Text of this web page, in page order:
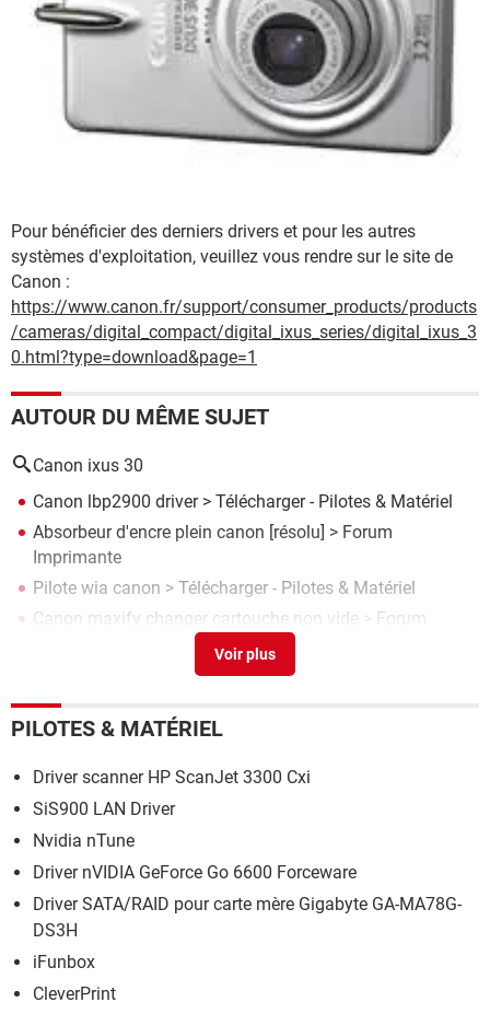
Pour bénéficier des derniers drivers et pour les autres
systèmes d'exploitation, veuillez vous rendre sur le site de
Canon :
https://www.canon.fr/support/consumer_products/products
/cameras/digital_compact/digital_ixus_series/digital_ixus_3
0.html?type=download&page=1
AUTOUR DU MÊME SUJET
Canon ixus 30
Canon lbp2900 driver> Télécharger - Pilotes & Matériel
Absorbeur d'encre plein canon [résolu] > Forum
Imprimante
Pilote wia canon > Télécharger - Pilotes & Matériel
Canon maxify changer cartouche non vide > Forum
Absorbeur d'encre quasi plein[résolu] >
Imprimante
PILOTES & MATÉRIEL
Driver scanner HP ScanJet 3300 Cxi
SiS900 LAN Driver
Nvidia nTune
Driver nVIDIA GeForce Go 6600 Forceware
Driver SATA/RAID pour carte mère Gigabyte GA-MA78G-
DS3H
iFunbox
CleverPrint